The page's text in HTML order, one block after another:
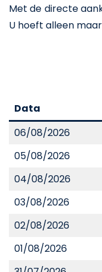
Met de directe
U hoeft alleen
Data
06/08/2026
05/08/2026
04/08/2026
03/08/2026
02/08/2026
01/08/2026